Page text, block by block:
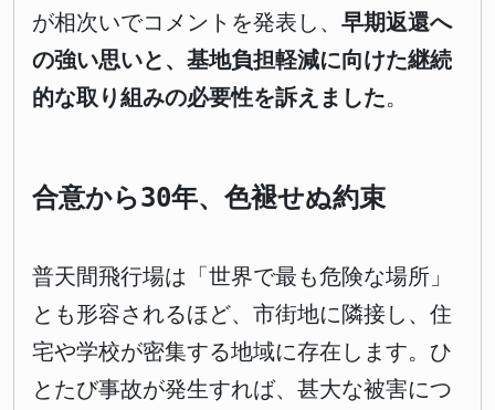
が相次いでコメントを発表し、 早期返還へ
の強い思いと、基地負担軽減に向けた継続
的な取り組みの必要性を訴えました。
合意から30年、色褪せぬ約束
普天間飛行場は「世界で最も危険な場所」
とも形容されるほど、市街地に隣接し、住
宅や学校が密集する地域に存在します。ひ
とたび事故が発生すれば、甚大な被害につ